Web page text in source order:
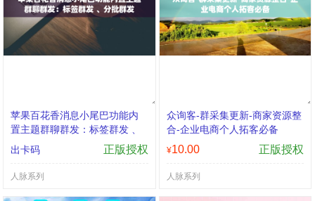
苹果百花香消息小尾巴功能内
置主题群聊群发：标签群发 、
分批群发
出卡码 正版授权
人脉系列
众询客-群采集更新-商家资源整
合-企业电商个人拓客必备
¥10.00 正版授权
人脉系列